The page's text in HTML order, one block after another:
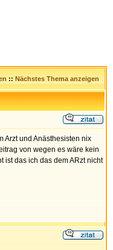
:: Nächstes Thema anzeigen
Arzt und Anästhesisten nix
von wegen es wäre kein
ist das ich das dem ARzt nicht